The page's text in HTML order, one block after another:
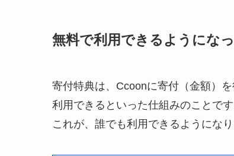
無料で利用できるようにな
寄付特典は、Ccoonに寄付（金額）
利用できるといった仕組みのことです
これが、誰でも利用できるようになり